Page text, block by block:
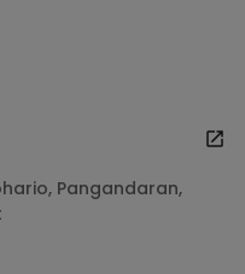
Pangandaran,